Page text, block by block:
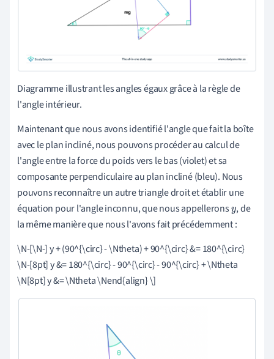
Diagramme illustrant les angles égaux grâce à la règle de
l'angle intérieur.
Maintenant que nous avons identifié l'angle que fait la boîte
avec le plan incliné, nous pouvons procéder au calcul de
l'angle entre la force du poids vers le bas (violet) et sa
composante perpendiculaire au plan incliné (bleu). Nous
pouvons reconnaître un autre triangle droit et établir une
équation pour l'angle inconnu, que nous appelleronsy, de
la même manière que nous l'avons fait précédemment :
\N-[\N-] y + (90^{\circ} - \Ntheta) + 90^{\circ} &= 180^{\circ}
\N-[8pt] y &= 180^{\circ} - 90^{\circ} - 90^{\circ} + \Ntheta
\N[8pt] y &= \Ntheta \Nend{align} \]